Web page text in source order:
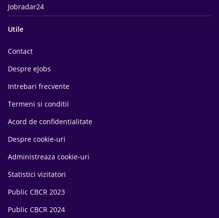
Jobradar24
Utile
Contact
Despre eJobs
Intrebari frecvente
Termeni si conditii
Acord de confidentialitate
Despre cookie-uri
Administreaza cookie-uri
Statistici vizitatori
Public CBCR 2023
Public CBCR 2024